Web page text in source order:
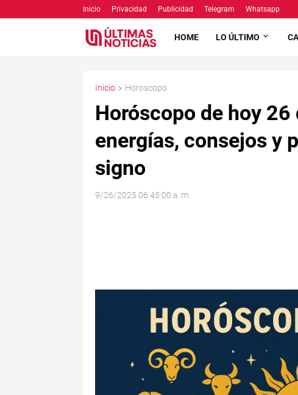
Inicio Privacidad Publicidad Telegram Whatsapp
HOME LO ÚLTIMO
Inicio Horoscopo
Horóscopo de hoy
energías, consejos y
signo
9/26/2025 06:45:00 a. m.